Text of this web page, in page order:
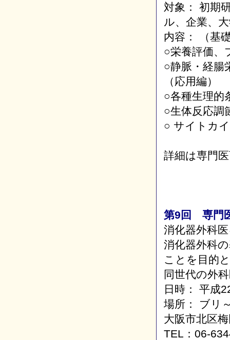
対象： 初期
ル、企業、
内容： （基
○栄養評価、
○静脈・経腸
（応用編）
○各種生理的
○生体反応調
○ サイトカ
詳細は専門
第9回 専門
消化器外科
消化器外科
ことを目的
同世代の外
日時： 平成
場所： ブ
大阪市北区
TEL：06-